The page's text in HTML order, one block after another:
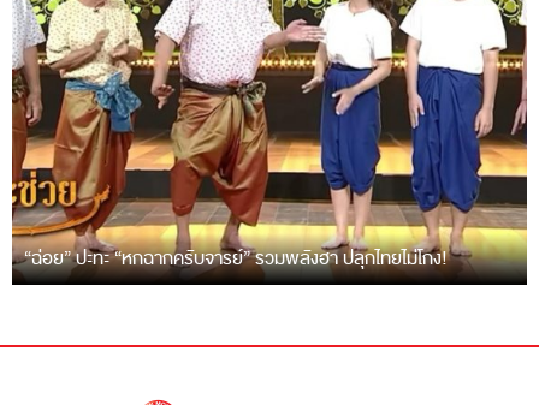
“ฉ่อย” ปะทะ “หกฉากครับจารย์” รวมพลังฮา ปลุกไทยไม่โกง!